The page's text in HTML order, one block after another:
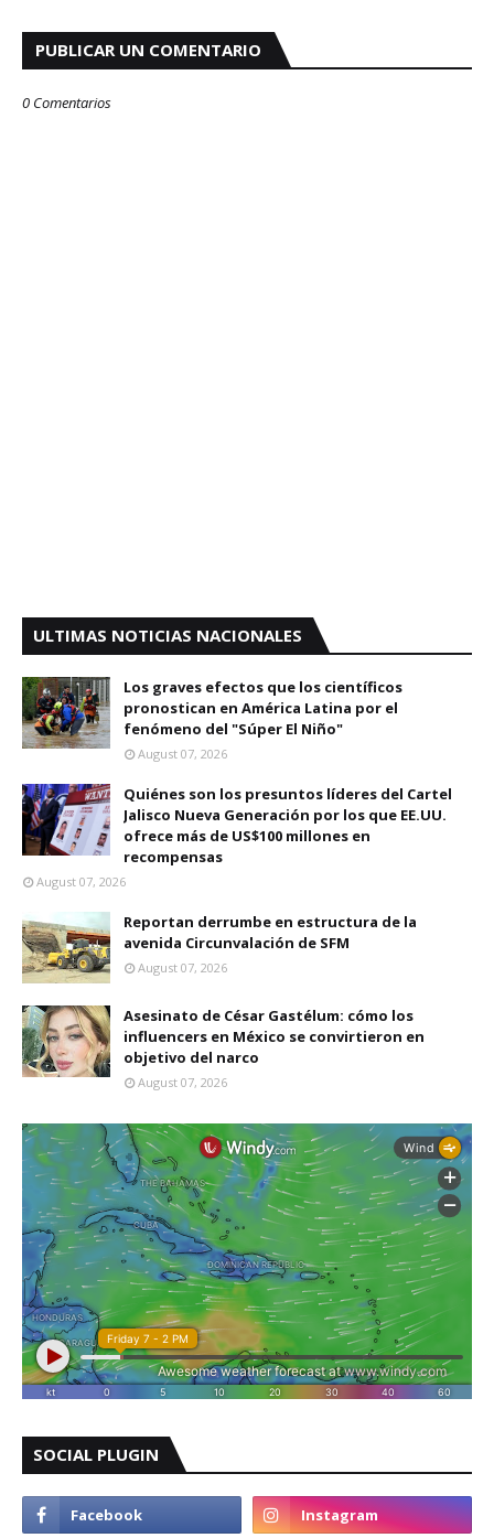
PUBLICAR UN COMENTARIO
0 Comentarios
ULTIMAS NOTICIAS NACIONALES
Los graves efectos que los científicos
pronostican en América Latina por el
fenómeno del "Súper El Niño"
August 07, 2026
Quiénes son los presuntos líderes del Cartel
Jalisco Nueva Generación por los que EE.UU.
ofrece más de US$100 millones en
recompensas
August 07, 2026
Reportan derrumbe en estructura de la
avenida Circunvalación de SFM
August 07, 2026
Asesinato de César Gastélum: cómo los
influencers en México se convirtieron en
objetivo del narco
August 07, 2026
SOCIAL PLUGIN